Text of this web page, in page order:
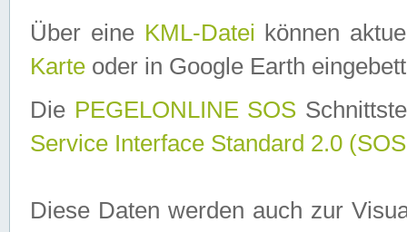
Über eine KML-Datei können
Karte oder in Google Earth
Die PEGELONLINE SOS
Service Interface Standard 2.0
Diese Daten werden auch zur